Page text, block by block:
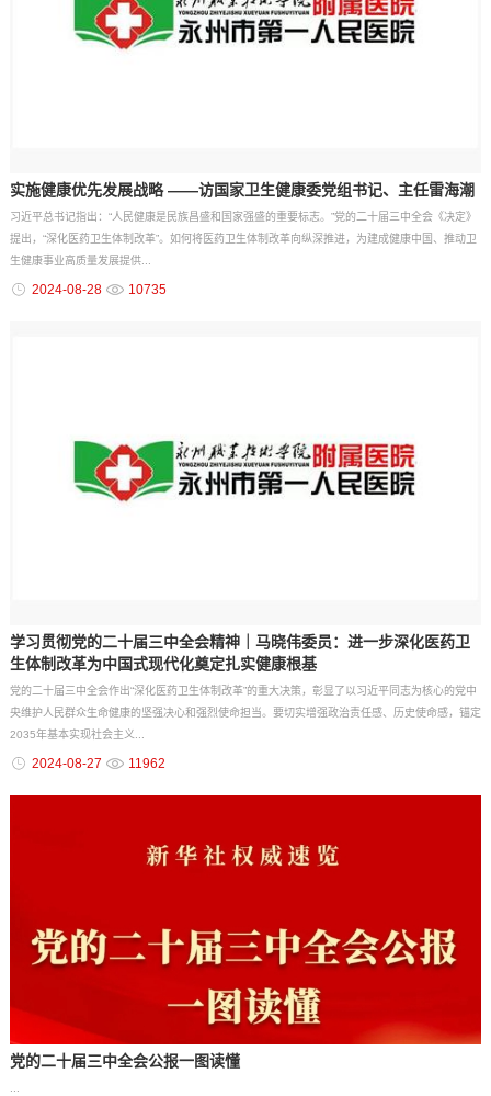
实施健康优先发展战略 ——访国家卫生健康委党组书记、主任雷海潮
习近平总书记指出：“人民健康是民族昌盛和国家强盛的重要标志。”党的二十届三中全会《决定》
提出，“深化医药卫生体制改革”。如何将医药卫生体制改革向纵深推进，为建成健康中国、推动卫
生健康事业高质量发展提供...
2024-08-28 10735
学习贯彻党的二十届三中全会精神｜马晓伟委员：进一步深化医药卫
生体制改革为中国式现代化奠定扎实健康根基
党的二十届三中全会作出“深化医药卫生体制改革”的重大决策，彰显了以习近平同志为核心的党中
央维护人民群众生命健康的坚强决心和强烈使命担当。要切实增强政治责任感、历史使命感，锚定
2035年基本实现社会主义...
2024-08-27 11962
党的二十届三中全会公报一图读懂
...